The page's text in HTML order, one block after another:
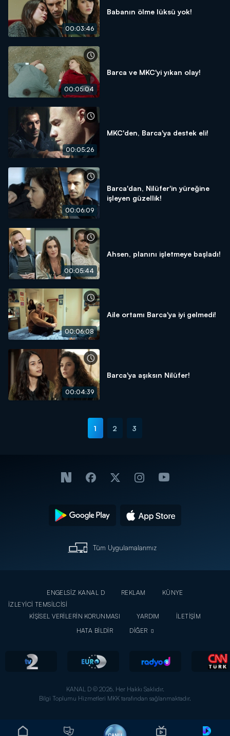
00:03:46
Babanın ölme lüksü yok!
00:05:04
Barca ve MKC'yi yıkan olay!
00:05:26
MKC'den, Barca'ya destek eli!
00:06:09
Barca'dan, Nilüfer'in yüreğine
işleyen güzellik!
00:05:44
Ahsen, planını işletmeye başladı!
00:06:08
Aile ortamı Barca'ya iyi gelmedi!
00:04:39
Barca'ya aşıksın Nilüfer!
1 2 3
Tüm Uygulamalarımız
ENGELSİZ KANAL D REKLAM
KÜNYE
İZLEYİCİ TEMSİLCİSİ
KİŞİSEL VERİLERİN KORUNMASI
YARDIM
İLETİŞİM
HATA BİLDİR
DİĞER
KANAL D © 2026. Her Hakkı Saklıdır.
Bilgi Toplumu Hizmetleri MKK tarafından sağlanmaktadır.